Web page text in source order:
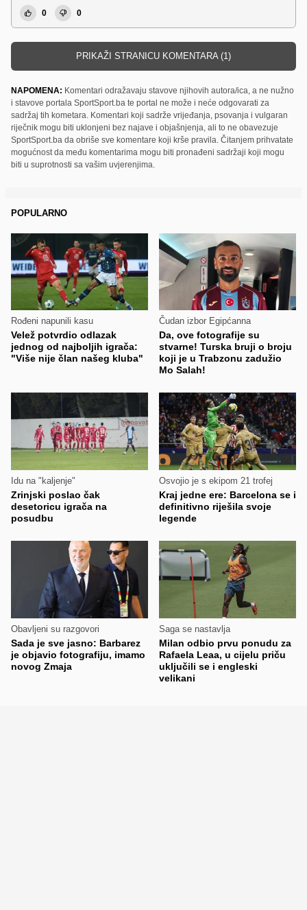
0 0
PRIKAŽI STRANICU KOMENTARA (1)
NAPOMENA: Komentari odražavaju stavove njihovih autora/ica, a ne nužno
i stavove portala SportSport.ba te portal ne može i neće odgovarati za
sadržaj tih kometara. Komentari koji sadrže vrijeđanja, psovanja i vulgaran
riječnik mogu biti uklonjeni bez najave i objašnjenja, ali to ne obavezuje
SportSport.ba da obriše sve komentare koji krše pravila. Čitanjem prihvatate
mogućnost da među komentarima mogu biti pronađeni sadržaji koji mogu
biti u suprotnosti sa vašim uvjerenjima.
POPULARNO
Rođeni napunili kasu
Velež potvrdio odlazak
jednog od najboljih igrača:
"Više nije član našeg kluba"
Čudan izbor Egipćanna
Da, ove fotografije su
stvarne! Turska bruji o broju
koji je u Trabzonu zadužio
Mo Salah!
Idu na "kaljenje"
Zrinjski poslao čak
desetoricu igrača na
posudbu
Osvojio je s ekipom 21 trofej
Kraj jedne ere: Barcelona se i
definitivno riješila svoje
legende
Obavljeni su razgovori
Sada je sve jasno: Barbarez
je objavio fotografiju, imamo
novog Zmaja
Saga se nastavlja
Milan odbio prvu ponudu za
Rafaela Leaa, u cijelu priču
uključili se i engleski
velikani